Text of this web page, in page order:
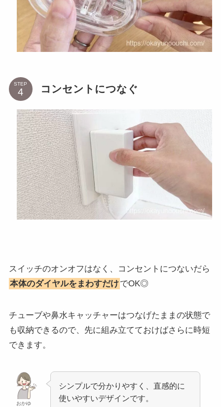
STEP コンセントにつなぐ
スイッチのオンオフはなく、コンセントにつないだら
本体のダイヤルをまわすだけでOK◎
チューブや鼻水キャッチャーはつなげたままの状態で
も収納できるので、先に組み立てておけばさらに時短
できます。
おかゆ
シンプルで分かりやすく、直感的に
使いやすいデザインです。